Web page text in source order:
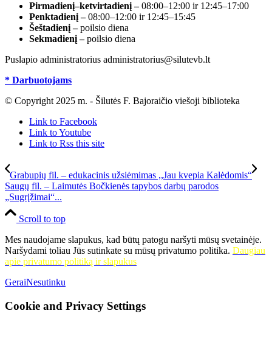
Pirmadienį–ketvirtadienį –08:00–12:00 ir 12:45–17:00
Penktadienį –08:00–12:00 ir 12:45–15:45
Šeštadienį –poilsio diena
Sekmadienį –poilsio diena
Puslapio administratorius administratorius@silutevb.lt
* Darbuotojams
© Copyright 2025 m. - Šilutės F. Bajoraičio viešoji biblioteka
Link to Facebook
Link to Youtube
Link to Rss this site
Grabupių fil. – edukacinis užsiėmimas ,,Jau kvepia Kalėdomis“
Saugų fil. – Laimutės Bočkienės tapybos darbų parodos
„Sugrįžimai“...
Scroll to top
Mes naudojame slapukus, kad būtų patogu naršyti mūsų svetainėje.
Naršydami toliau Jūs sutinkate su mūsų privatumo politika. Daugiau
apie privatumo politiką ir slapukus
GeraiNesutinku
Cookie and Privacy Settings